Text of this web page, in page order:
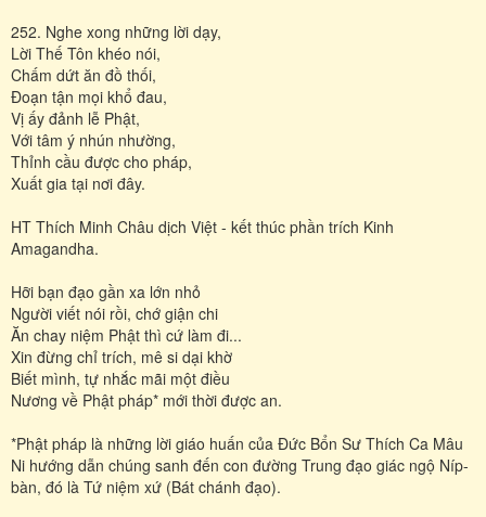
252. Nghe xong những lời dạy,
Lời Thế Tôn khéo nói,
Chấm dứt ăn đồ thối,
Ðoạn tận mọi khổ đau,
Vị ấy đảnh lễ Phật,
Với tâm ý nhún nhường,
Thỉnh cầu được cho pháp,
Xuất gia tại nơi đây.
HT Thích Minh Châu dịch Việt - kết thúc phần trích Kinh
Amagandha.
Hỡi bạn đạo gần xa lớn nhỏ
Người viết nói rồi, chớ giận chi
Ăn chay niệm Phật thì cứ làm đi...
Xin đừng chỉ trích, mê si dại khờ
Biết mình, tự nhắc mãi một điều
Nương về Phật pháp* mới thời được an.
*Phật pháp là những lời giáo huấn của Đức Bổn Sư Thích Ca Mâu
Ni hướng dẫn chúng sanh đến con đường Trung đạo giác ngộ Níp-
bàn, đó là Tứ niệm xứ (Bát chánh đạo).